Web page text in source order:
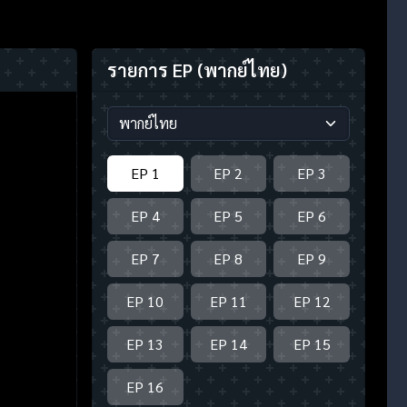
รายการ EP (พากย์ไทย)
EP 1 EP 2 EP 3
EP 4 EP 5 EP 6
EP 7 EP 8 EP 9
EP 10 EP 11 EP 12
EP 13 EP 14 EP 15
EP 16